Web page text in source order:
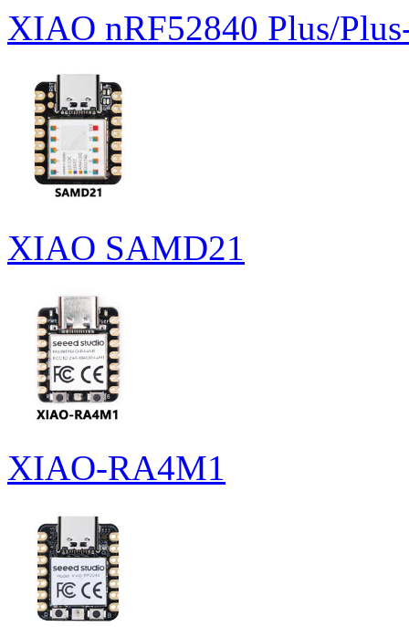
XIAO nRF52840 Plus/
XIAO SAMD21
XIAO-RA4M1